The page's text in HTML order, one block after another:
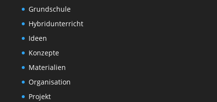
Grundschule
Hybridunterricht
Ideen
Konzepte
Materialien
Organisation
Projekt